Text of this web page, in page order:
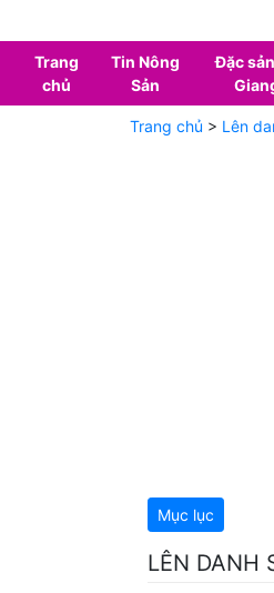
Trang
chủ
Tin Nông
Sản
Đặc
Trang chủ > Lên
Mục lục
LÊN DANH